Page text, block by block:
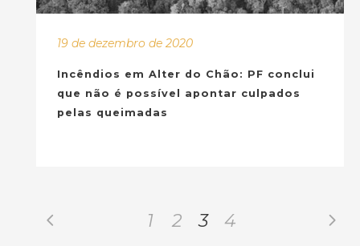
19 de dezembro de 2020
Incêndios em Alter do Chão: PF conclui
que não é possível apontar culpados
pelas queimadas
1 2 3 4